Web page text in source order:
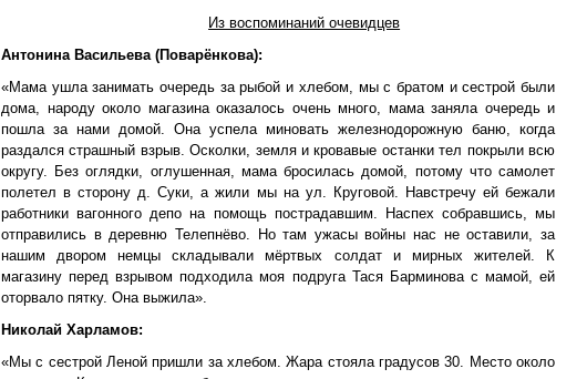
Из воспоминаний очевидцев
Антонина Васильева (Поварёнкова):
«Мама ушла занимать очередь за рыбой и хлебом, мы с братом и сестрой были
дома, народу около магазина оказалось очень много, мама заняла очередь и
пошла за нами домой. Она успела миновать железнодорожную баню, когда
раздался страшный взрыв. Осколки, земля и кровавые останки тел покрыли всю
округу. Без оглядки, оглушенная, мама бросилась домой, потому что самолет
полетел в сторону д. Суки, а жили мы на ул. Круговой. Навстречу ей бежали
работники вагонного депо на помощь пострадавшим. Наспех собравшись, мы
отправились в деревню Телепнёво. Но там ужасы войны нас не оставили, за
нашим двором немцы складывали мёртвых солдат и мирных жителей. К
магазину перед взрывом подходила моя подруга Тася Барминова с мамой, ей
оторвало пятку. Она выжила».
Николай Харламов:
«Мы с сестрой Леной пришли за хлебом. Жара стояла градусов 30. Место около